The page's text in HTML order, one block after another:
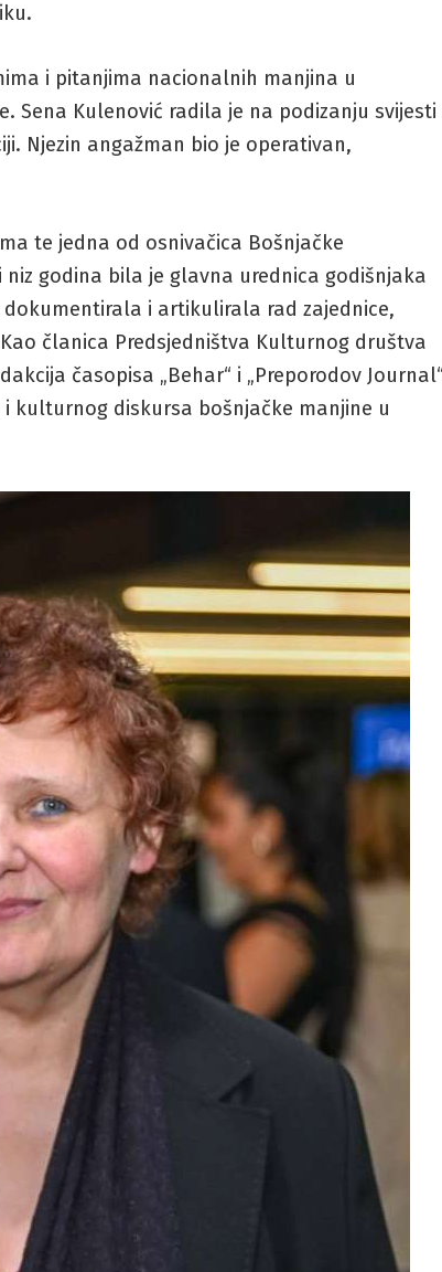
i pitanjima nacionalnih manjina u
Sena Kulenović radila je na podizanju svijesti
Njezin angažman bio je operativan,
te jedna od osnivačica Bošnjačke
godina bila je glavna urednica godišnjaka
i artikulirala rad zajednice,
članica Predsjedništva Kulturnog društva
časopisa „Behar“ i „Preporodov
diskursa bošnjačke manjine u